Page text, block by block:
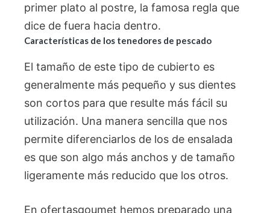
primer plato al postre, la famosa regla que
dice de fuera hacia dentro.
Características de los tenedores de pescado
El tamaño de este tipo de cubierto es
generalmente más pequeño y sus dientes
son cortos para que resulte más fácil su
utilización. Una manera sencilla que nos
permite diferenciarlos de los de ensalada
es que son algo más anchos y de tamaño
ligeramente más reducido que los otros.
En ofertasgoumet hemos preparado una